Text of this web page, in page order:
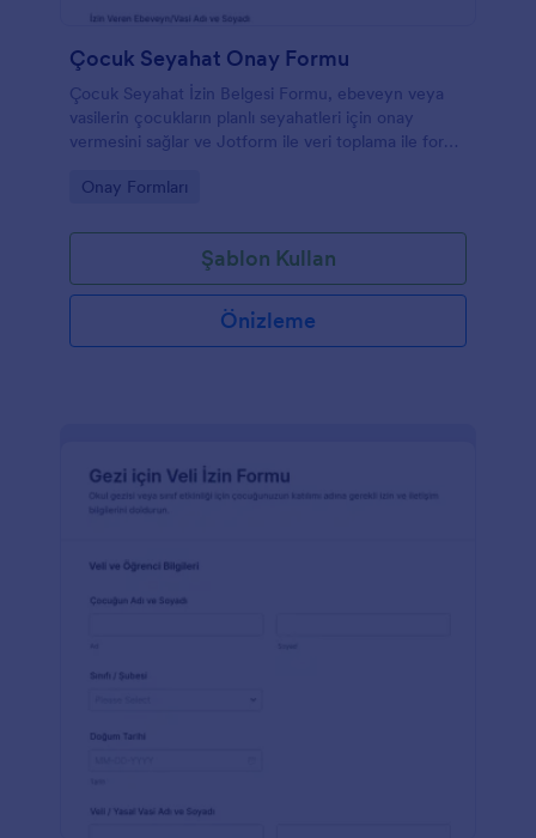
Çocuk Seyahat Onay Formu
Çocuk Seyahat İzin Belgesi Formu, ebeveyn veya
vasilerin çocukların planlı seyahatleri için onay
vermesini sağlar ve Jotform ile veri toplama ile form
Go to Category:
Onay Formları
Şablon Kullan
Önizleme